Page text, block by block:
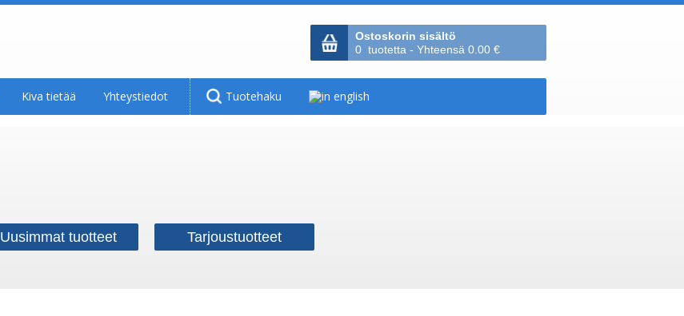
Ostoskorin sisältö
0 tuotetta - Yhteensä 0.00 €
Kiva tietää Yhteystiedot Tuotehaku
Uusimmat tuotteet Tarjoustuotteet